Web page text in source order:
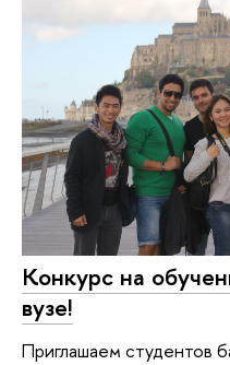
Конкурс на
вузе!
Приглашаем студентов